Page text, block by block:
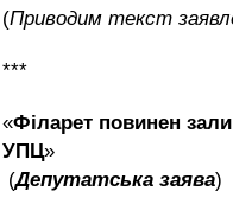
(Приводим текст
***
«Філарет повинен
УПЦ»
(Депутатська заява)